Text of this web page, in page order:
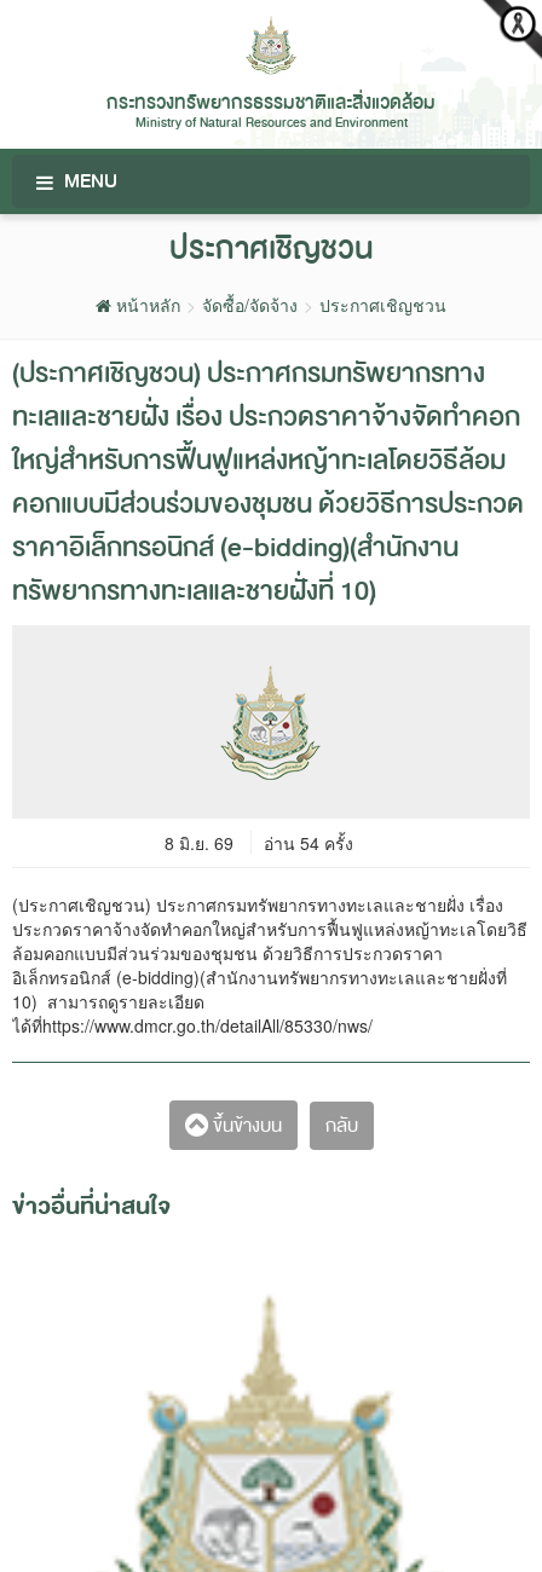
กระทรวงทรัพยากรธรรมชาติและสิ่งแวดล้อม
Ministry of Natural Resources and Environment
MENU
ประกาศเชิญชวน
หน้าหลัก จัดซื้อ/จัดจ้าง ประกาศเชิญชวน
(ประกาศเชิญชวน) ประกาศกรมทรัพยากรทาง
ทะเลและชายฝั่ง เรื่อง ประกวดราคาจ้างจัดทำคอก
ใหญ่สำหรับการฟื้นฟูแหล่งหญ้าทะเลโดยวิธีล้อม
คอกแบบมีส่วนร่วมของชุมชน ด้วยวิธีการประกวด
ราคาอิเล็กทรอนิกส์ (e-bidding)(สำนักงาน
ทรัพยากรทางทะเลและชายฝั่งที่ 10)
8 มิ.ย. 69 อ่าน 54 ครั้ง
(ประกาศเชิญชวน) ประกาศกรมทรัพยากรทางทะเลและชายฝั่ง เรื่อง
ประกวดราคาจ้างจัดทำคอกใหญ่สำหรับการฟื้นฟูแหล่งหญ้าทะเลโดยวิธี
ล้อมคอกแบบมีส่วนร่วมของชุมชน ด้วยวิธีการประกวดราคา
อิเล็กทรอนิกส์ (e-bidding)(สำนักงานทรัพยากรทางทะเลและชายฝั่งที่
10) สามารถดูรายละเอียด
ได้ที่https://www.dmcr.go.th/detailAll/85330/nws/
ขึ้นข้างบน กลับ
ข่าวอื่นที่น่าสนใจ